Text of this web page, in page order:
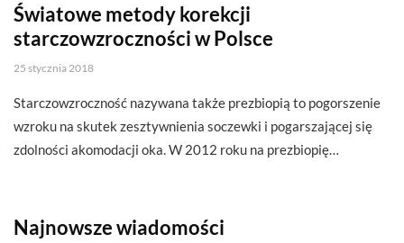
Światowe metody korekcji
starczowzroczności w Polsce
25 stycznia 2018
Starczowzroczność nazywana także prezbiopią to pogorszenie
wzroku na skutek zesztywnienia soczewki i pogarszającej się
zdolności akomodacji oka. W 2012 roku na prezbiopię…
Najnowsze wiadomości